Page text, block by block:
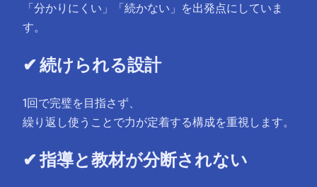
「分かりにくい」「続かない」を出発点にしていま
す。
✔ 続けられる設計
1回で完璧を目指さず、
繰り返し使うことで力が定着する構成を重視します。
✔ 指導と教材が分断されない